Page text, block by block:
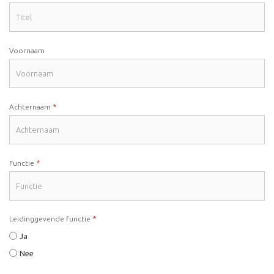
Voornaam
Achternaam *
Functie *
Leidinggevende functie *
Ja
Nee